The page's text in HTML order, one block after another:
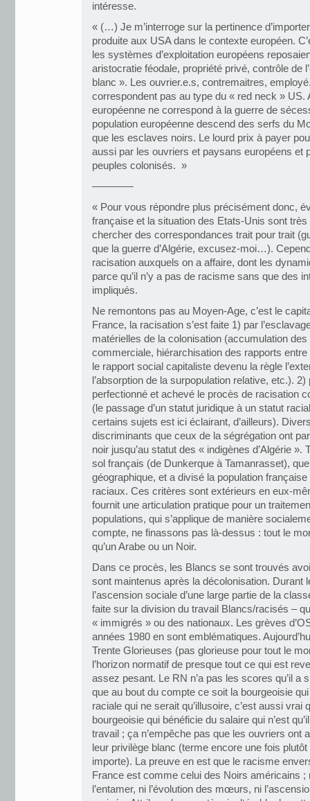
intéresse.
« (…) Je m’interroge sur la pertinence
produite aux USA dans le contexte européen.
les systèmes d’exploitation européens
aristocratie féodale, propriété privé, contrôle de
blanc ». Les ouvrier.e.s, contremaitres,
correspondent pas au type du « red neck » US.
européenne ne correspond à la guerre de
population européenne descend des serfs du
que les esclaves noirs. Le lourd prix à payer
aussi par les ouvriers et paysans européens et
peuples colonisés. »
————
« Pour vous répondre plus précisément donc,
française et la situation des Etats-Unis sont
chercher des correspondances trait pour trait
que la guerre d’Algérie, excusez-moi…).
racisation auxquels on a affaire, dont les
parce qu’il n’y a pas de racisme sans que des
impliqués.
Ne remontons pas au Moyen-Age, c’est le
France, la racisation s’est faite 1) par
matérielles de la colonisation (accumulation
commerciale, hiérarchisation des rapports
le rapport social capitaliste devenu la règle
l’absorption de la surpopulation relative, etc.).
perfectionné et achevé le procès de racisation
(le passage d’un statut juridique à un statut
certains sujets est ici éclairant, d’ailleurs).
discriminants que ceux de la ségrégation ont
noir jusqu’au statut des « indigènes d’Algérie ».
sol français (de Dunkerque à Tamanrasset),
géographique, et a divisé la population
raciaux. Ces critères sont extérieurs en eux-
fournit une articulation pratique pour un
populations, qui s’applique de manière
compte, ne finassons pas là-dessus : tout le
qu’un Arabe ou un Noir.
Dans ce procès, les Blancs se sont trouvés
sont maintenus après la décolonisation. Durant
l’ascension sociale d’une large partie de la
faite sur la division du travail Blancs/racisés –
« immigrés » ou des nationaux. Les grèves
années 1980 en sont emblématiques.
Trente Glorieuses (pas glorieuse pour tout le
l’horizon normatif de presque tout ce qui est
assez pesant. Le RN n’a pas les scores qu’il a
que au bout du compte ce soit la bourgeoisie
raciale qui ne serait qu’illusoire, c’est aussi vrai
bourgeoisie qui bénéficie du salaire qui n’est
travail ; ça n’empêche pas que les ouvriers ont
leur privilège blanc (terme encore une fois
importe). La preuve en est que le racisme
France est comme celui des Noirs américains ;
l’entamer, ni l’évolution des mœurs, ni